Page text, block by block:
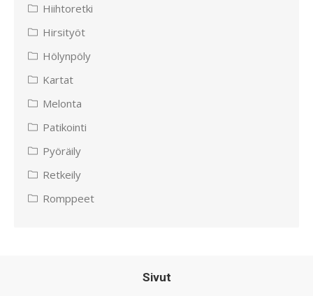
Hiihtoretki
Hirsityöt
Hölynpöly
Kartat
Melonta
Patikointi
Pyöräily
Retkeily
Romppeet
Sivut